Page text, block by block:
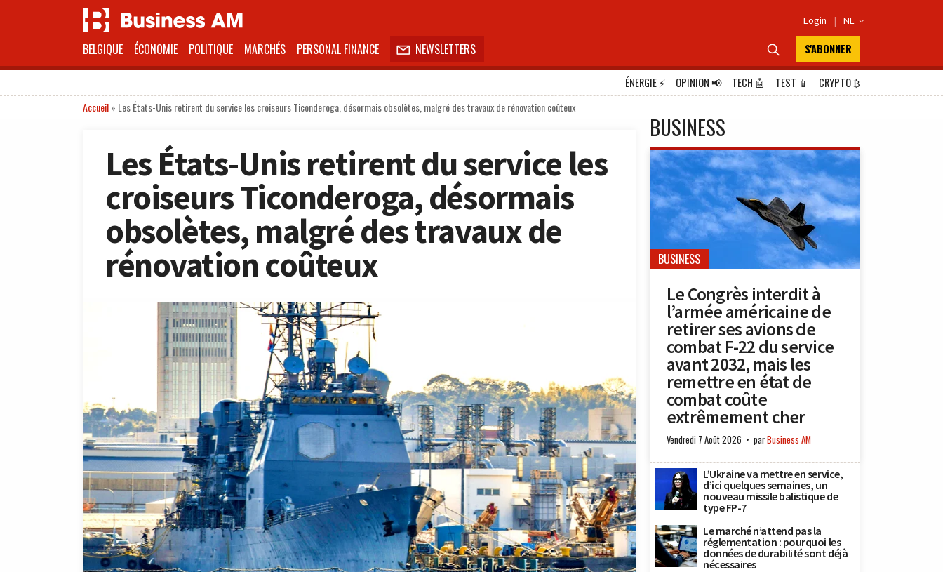
Login | NL 
BELGIQUE ÉCONOMIE POLITIQUE MARCHÉS PERSONAL FINANCE  NEWSLETTERS  S'ABONNER
ÉNERGIE⚡ OPINION📢 TECH 🤖 TEST 📱 CRYPTO₿
Accueil» Les États-Unis retirent du service les croiseurs Ticonderoga, désormais obsolètes, malgré des travaux de rénovation coûteux
Les États-Unis retirent du service les
croiseurs Ticonderoga, désormais
obsolètes, malgré des travaux de
rénovation coûteux
BUSINESS
BUSINESS
Le Congrès interdit à
l’armée américaine de
retirer ses avions de
combat F-22 du service
avant 2032, mais les
remettre en état de
combat coûte
extrêmement cher
Vendredi 7 Août 2026 parBusiness AM
L’Ukraine va mettre en service,
d’ici quelques semaines, un
nouveau missile balistique de
type FP-7
Le marché n’attend pas la
réglementation : pourquoi les
données de durabilité sont déjà
nécessaires